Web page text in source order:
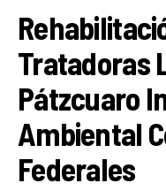
Tratadoras
Pátzcuaro
Ambiental
Federales